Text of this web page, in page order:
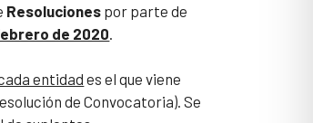
Resoluciones por parte de
de 2020
entidad es el que viene
de Convocatoria). Se